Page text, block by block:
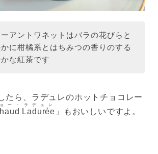
アントワネットはバラの花びらと
に柑橘系とはちみつの香りのする
な紅茶です
たら、ラデュレのホットチョコレー
Ladurée
ー・ラデュレ
」もおいしいですよ。